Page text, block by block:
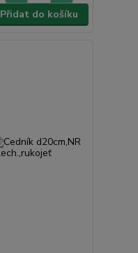
Přidat do košíku